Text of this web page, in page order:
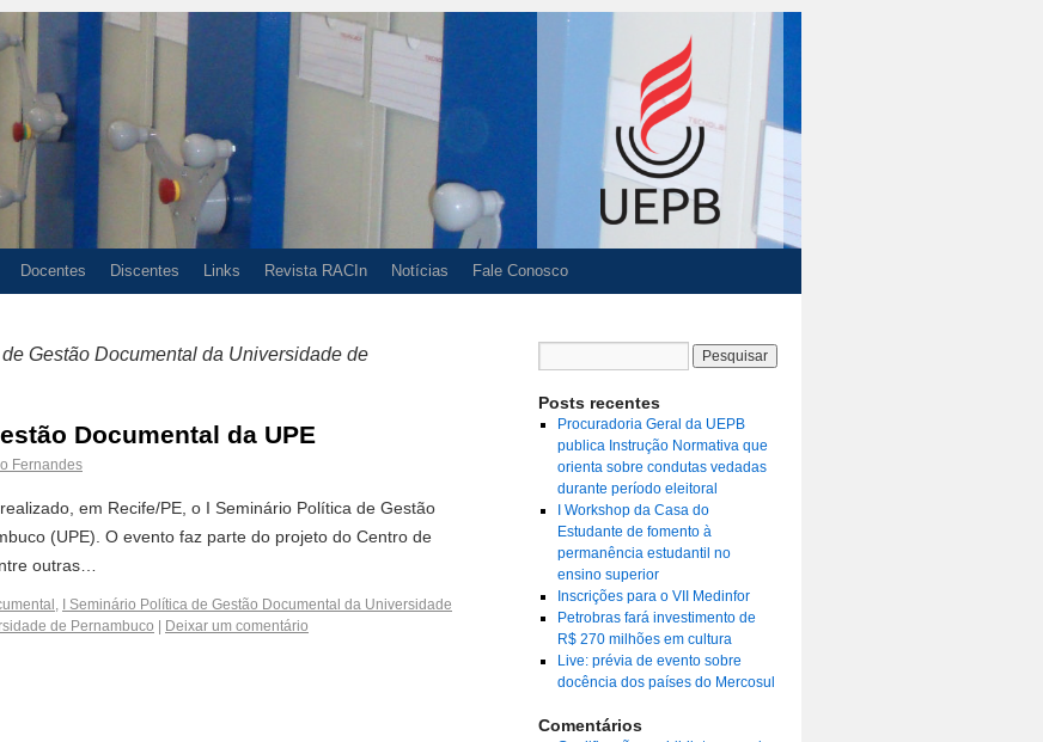
Docentes Discentes Links Revista RACIn Notícias Fale Conosco
Gestão Documental da Universidade de
Documental da UPE
Fernandes
em Recife/PE, o I Seminário Política de Gestão
(UPE). O evento faz parte do projeto do Centro de
outras…
,
I Seminário Política de Gestão Documental da Universidade
de Pernambuco Deixar um comentário
Posts recentes
Procuradoria Geral da UEPB
publica Instrução Normativa que
orienta sobre condutas vedadas
durante período eleitoral
I Workshop da Casa do
Estudante de fomento à
permanência estudantil no
ensino superior
Inscrições para o VII Medinfor
Petrobras fará investimento de
R$ 270 milhões em cultura
Live: prévia de evento sobre
docência dos países do Mercosul
Comentários